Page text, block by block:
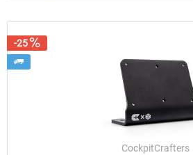
-25
CockpitCrafters